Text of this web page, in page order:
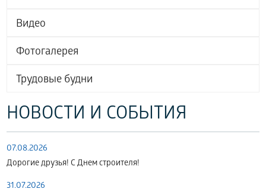
Видео
Фотогалерея
Трудовые будни
НОВОСТИ И СОБЫТИЯ
07.08.2026
Дорогие друзья! С Днем строителя!
31.07.2026